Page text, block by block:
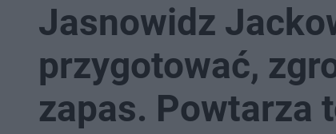
Jasnowidz
przygotować,
zapas. Powtarza